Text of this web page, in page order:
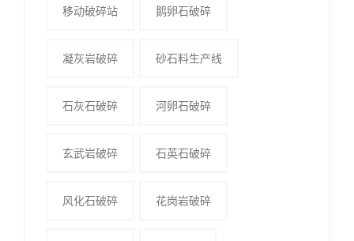
移动破碎站 鹅卵石破碎
凝灰岩破碎 砂石料生产线
石灰石破碎 河卵石破碎
玄武岩破碎 石英石破碎
风化石破碎 花岗岩破碎